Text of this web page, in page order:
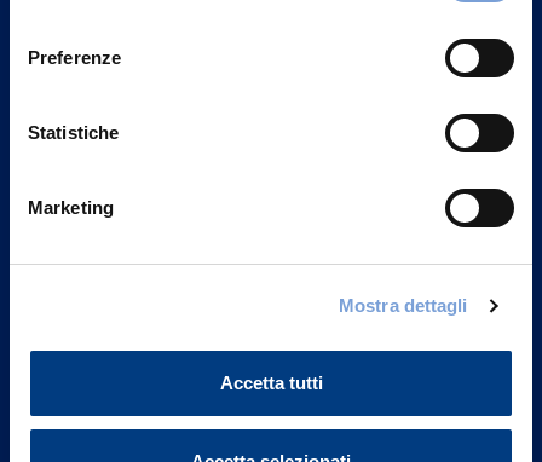
Preferenze
Statistiche
Marketing
Mostra dettagli
Accetta tutti